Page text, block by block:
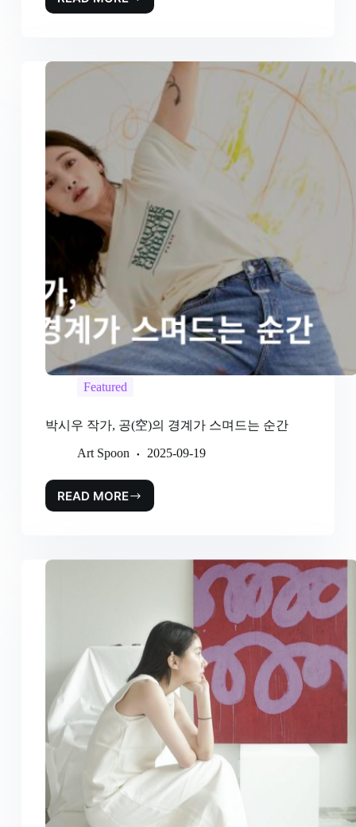
Featured
박시우 작가, 공(空)의 경계가 스며드는 순간
Art Spoon 2025-09-19
READ MORE